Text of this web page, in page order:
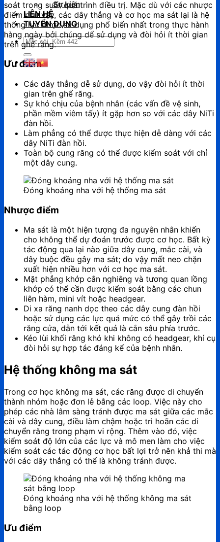
Sự kiện
LIÊN HỆ
TUYỂN DỤNG
Tìm
kiếm:
soát trong suốt quá trình điều trị. Mặc dù với các nhược
điểm như vậy, các dây thẳng và cơ học ma sát lại là hệ
thống lực được sử dụng phổ biến nhất trong thực hành
hàng ngày bởi chúng dể sử dụng và đòi hỏi ít thời gian
trên ghế răng.
Ưu điểm
Các dây thẳng dễ sử dụng, do vậy đòi hỏi ít thời
gian trên ghế răng.
Sự khó chịu của bệnh nhân (các vấn đề vệ sinh,
phần mềm viêm tấy) ít gặp hơn so với các dây NiTi
đàn hồi.
Làm phẳng có thể được thực hiện dễ dàng với các
dây NiTi đàn hồi.
Toàn bộ cung răng có thể được kiểm soát với chỉ
một dây cung.
Đóng khoảng nha với hệ thống ma sát
Nhược điểm
Ma sát là một hiện tượng đa nguyên nhân khiến
cho không thể dự đoán trước được cơ học. Bất kỳ
tác động qua lại nào giữa dây cung, mắc cài, và
dây buộc đều gây ma sát; do vậy mất neo chặn
xuất hiện nhiều hơn với cơ học ma sát.
Mặt phẳng khớp cắn nghiêng và tương quan lồng
khớp có thể cần được kiểm soát bằng các chun
liên hàm, mini vít hoặc headgear.
Di xa răng nanh dọc theo các dây cung đàn hồi
hoặc sử dụng các lực quá mức có thể gây trồi các
răng cửa, dẫn tới kết quả là cắn sâu phía trước.
Kéo lùi khối răng khó khi không có headgear, khí cụ
đòi hỏi sự hợp tác đáng kể của bệnh nhân.
Hệ thống không ma sát
Trong cơ học không ma sát, các răng được di chuyển
thành nhóm hoặc đơn lẻ bằng các loop. Việc này cho
phép các nhà lâm sàng tránh được ma sát giữa các mắc
cài và dây cung, điều làm chậm hoặc trì hoãn các di
chuyển răng trong phạm vi rộng. Thêm vào đó, việc
kiểm soát độ lớn của các lực và mô men làm cho việc
kiểm soát các tác động cơ học bất lợi trở nên khả thi mà
với các dây thẳng có thể là không tránh được.
Đóng khoảng nha với hệ thống không ma sát
bằng loop
Ưu điểm